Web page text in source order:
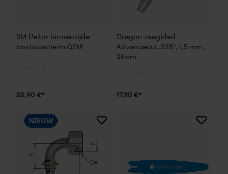
3M Peltor binnenzijde
bosbouwhelm G2M
20,90 €*
Oregon zaagblad
Advancecut .325", 1.5 mm,
38 cm
17,90 €*
NIEUW